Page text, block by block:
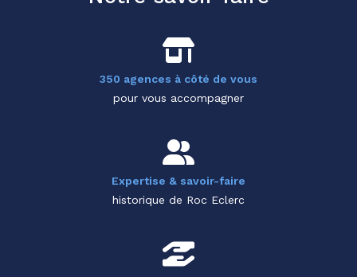
350 agences à côté de vous
pour vous accompagner
Expertise & savoir-faire
historique de Roc Eclerc